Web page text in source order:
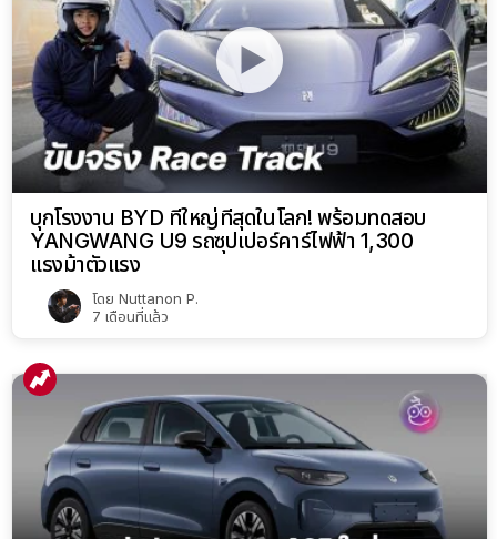
บุกโรงงาน BYD ที่ใหญ่ที่สุดในโลก! พร้อมทดสอบ
YANGWANG U9 รถซุปเปอร์คาร์ไฟฟ้า 1,300
แรงม้าตัวแรง
โดย Nuttanon P.
7 เดือนที่แล้ว